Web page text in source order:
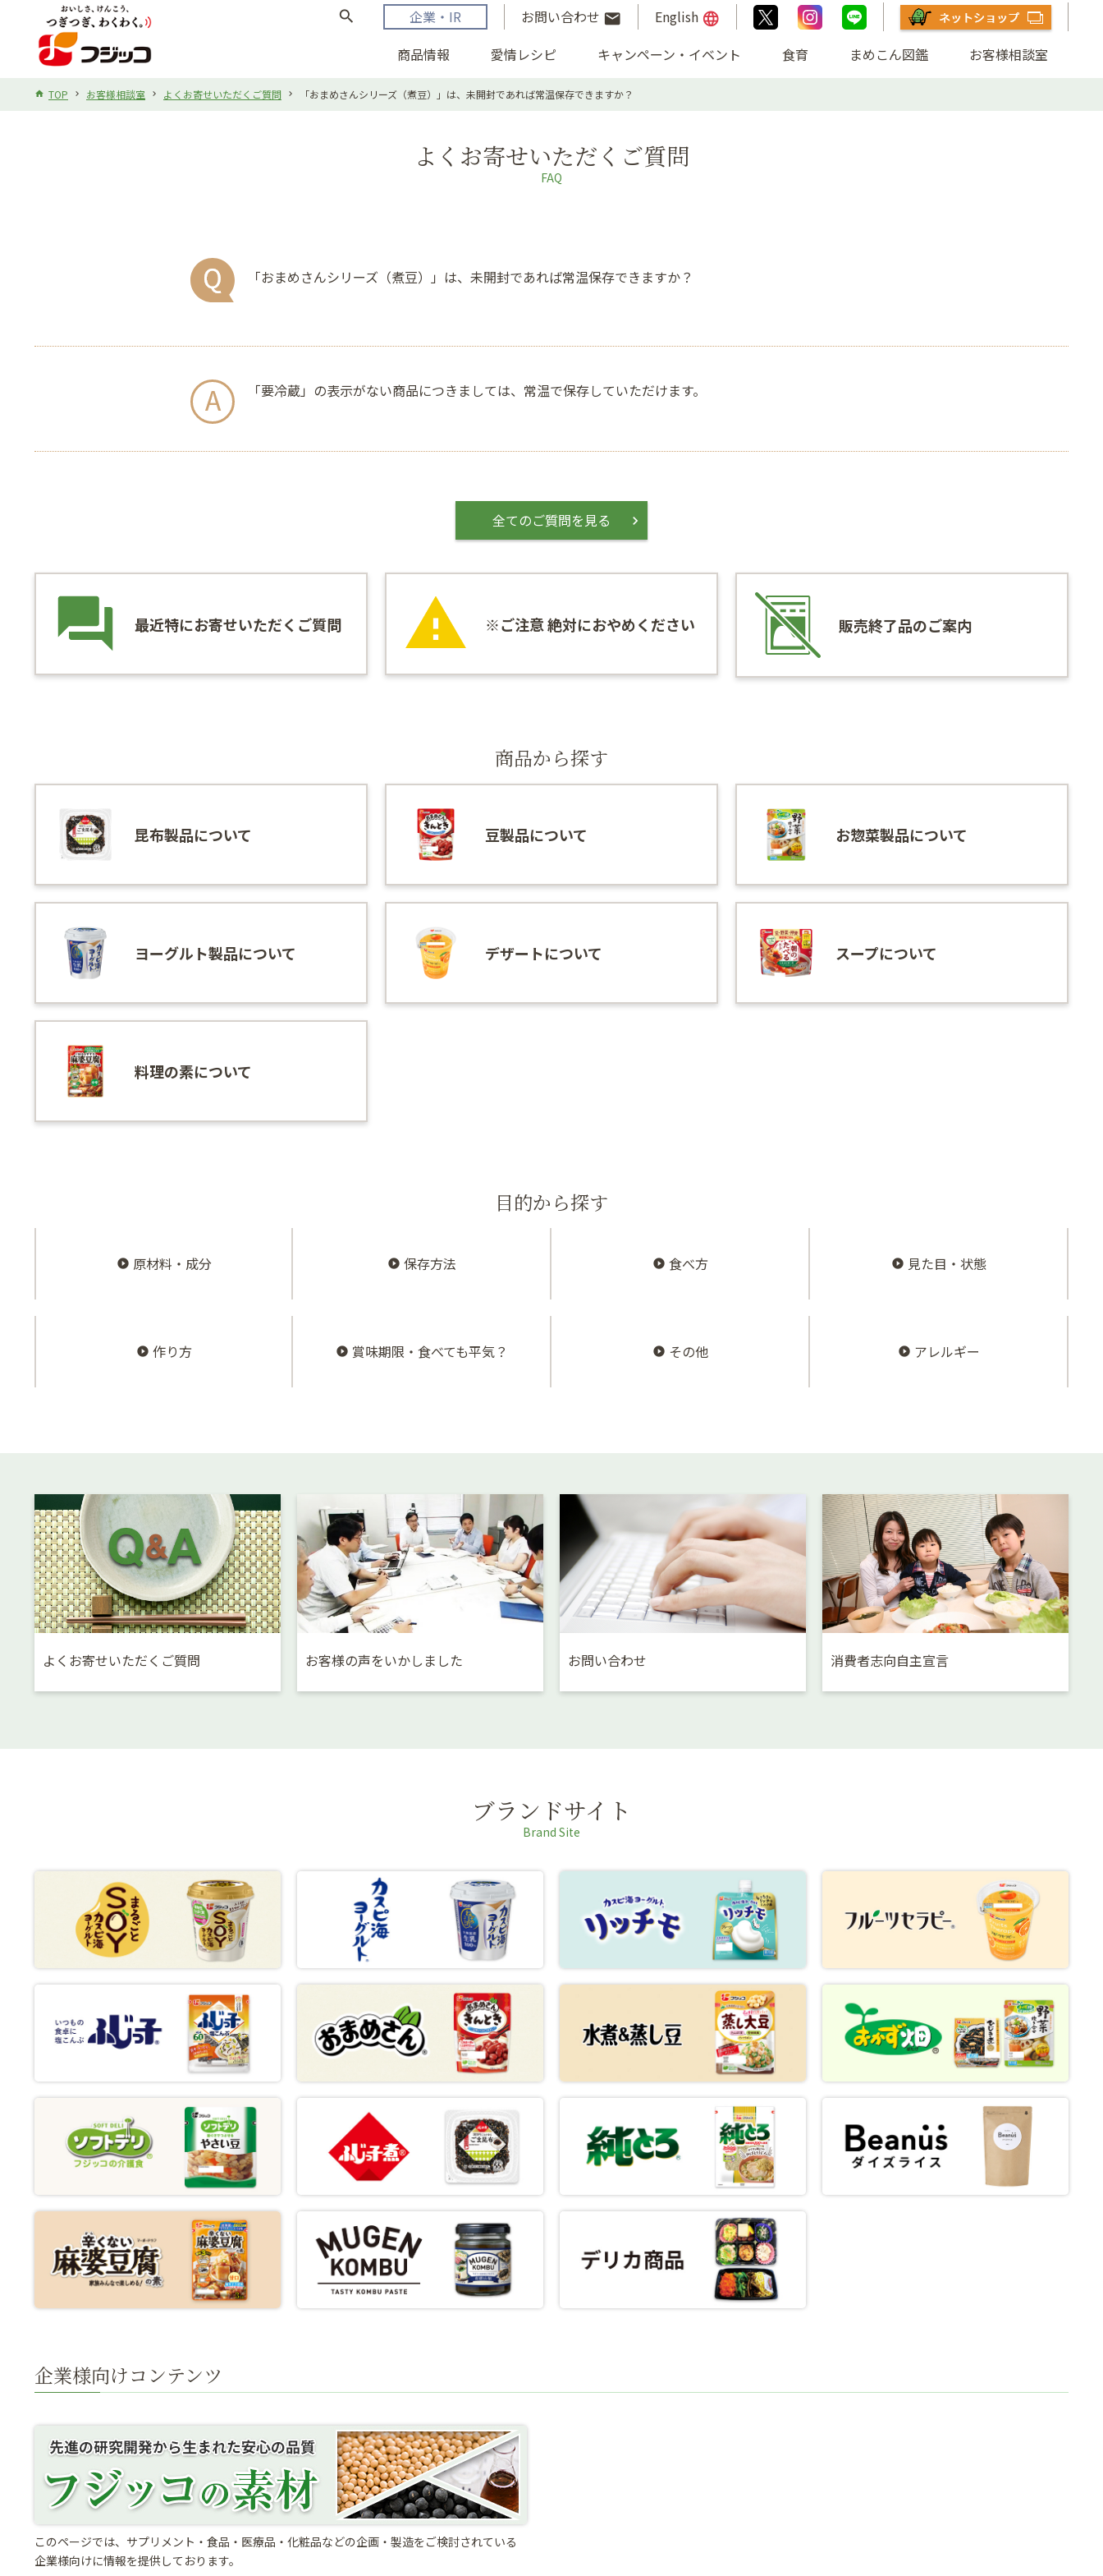
商品情報 愛情レシピ キャンペーン・イベント 食育 まめこん図鑑 お客様相談室
search 企業・IR お問い合わせ email English language
TOP お客様相談室 よくお寄せいただくご質問 「おまめさんシリーズ（煮豆）」は、未開封であれば常温保存できますか？
よくお寄せいただくご質問
FAQ
「おまめさんシリーズ（煮豆）」は、未開封であれば常温保存できますか？
「要冷蔵」の表示がない商品につきましては、常温で保存していただけます。
全てのご質問を見る
最近特にお寄せいただくご質問 ※ご注意 絶対におやめください 販売終了品のご案内
商品から探す
昆布製品について 豆製品について お惣菜製品について
ヨーグルト製品について デザートについて スープについて
料理の素について
目的から探す
原材料・成分 保存方法 食べ方 見た目・状態
作り方 賞味期限・食べても平気？ その他 アレルギー
よくお寄せいただくご質問 お客様の声をいかしました お問い合わせ 消費者志向自主宣言
ブランドサイト
Brand Site
企業様向けコンテンツ
このページでは、サプリメント・食品・医療品・化粧品などの企画・製造をご検討されている
企業様向けに情報を提供しております。